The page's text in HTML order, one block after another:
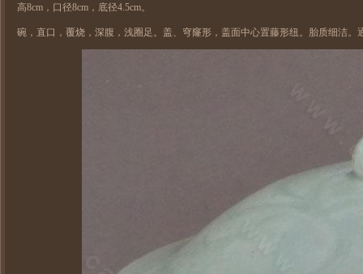
高8cm，口径8cm，底径4.5cm。
碗，直口，覆烧，深腹，浅圈足。盖、穹窿形，盖面中心置藤形纽。胎质细洁